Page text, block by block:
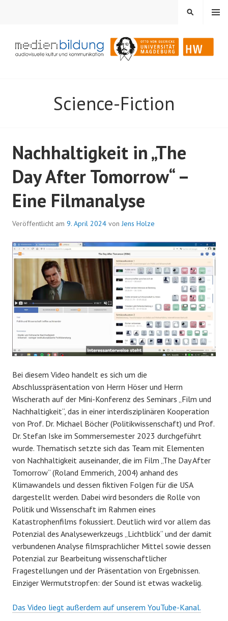
Audiovisuelle Kultur und Kommunikation
MENÜ
SUCHEN
Science-Fiction
Nachhaltigkeit in „The
Day After Tomorrow“ –
Eine Filmanalyse
Veröffentlicht am 9. April 2024 vonJens Holze
Bei diesem Video handelt es sich um die
Abschlusspräsentation von Herrn Höser und Herrn
Wischerath auf der Mini-Konferenz des Seminars „Film und
Nachhaltigkeit“, das in einer interdisziplinären Kooperation
von Prof. Dr. Michael Böcher (Politikwissenschaft) und Prof.
Dr. Stefan Iske im Sommersemester 2023 durchgeführt
wurde. Thematisch setzte sich das Team mit Elementen
von Nachhaltigkeit auseinander, die im Film „The Day After
Tomorrow“ (Roland Emmerich, 2004) anhand des
Klimawandels und dessen fiktiven Folgen für die USA
dargestellt werden. Dabei wird besonders die Rolle von
Politik und Wissenschaft im Rahmen eines
Katastrophenfilms fokussiert. Deutlich wird vor allem das
Potenzial des Analysewerkzeugs „Lichtblick“ und der damit
verbundenen Analyse filmsprachlicher Mittel sowie dessen
Potenzial zur Bearbeitung wissenschaftlicher
Fragestellungen und der Präsentation von Ergebnissen.
Einziger Wermutstropfen: der Sound ist etwas wackelig.
Das Video liegt außerdem auf unserem YouTube-Kanal.